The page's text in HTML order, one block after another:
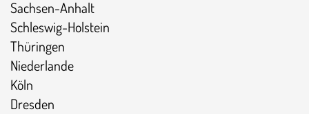
Sachsen-Anhalt
Schleswig-Holstein
Thüringen
Niederlande
Köln
Dresden